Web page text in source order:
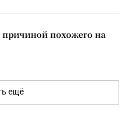
причиной похожего на
ещё